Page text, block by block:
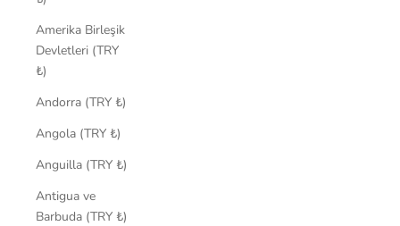
Amerika Birleşik
Devletleri (TRY
₺)
Andorra (TRY ₺)
Angola (TRY ₺)
Anguilla (TRY ₺)
Antigua ve
Barbuda (TRY ₺)